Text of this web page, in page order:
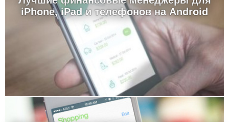
iPhone, iPad и телефонов на Android